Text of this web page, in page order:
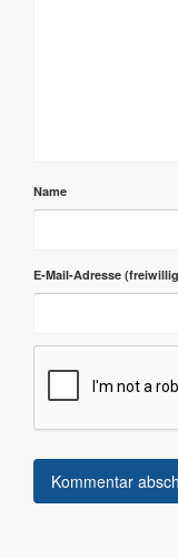
Name
E-Mail-Adresse